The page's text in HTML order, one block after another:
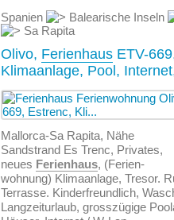
Spanien
Balearische Inseln
Sa Rapita
Olivo, Ferienhaus ETV-
Klimaanlage, Pool,
Mallorca-Sa Rapita, Nähe
Sandstrand Es Trenc, Privates,
neues Ferienhaus, (Ferien­
wohnung) Klimaanlage, Tresor.
Terrasse. Kinderfreundlich,
Langzeiturlaub, grosszügige